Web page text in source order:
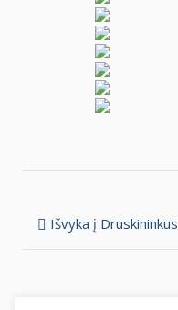
Navigacija
tarp
Išvyka į Druskininkus